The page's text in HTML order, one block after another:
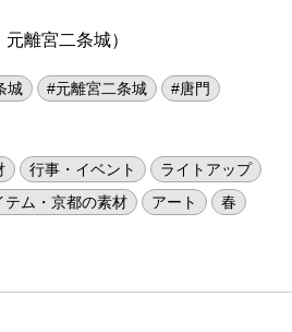
離宮二条城）
城 #元離宮二条城
#唐門
行事・イベント
ライトアップ
テム・京都の素材 アート
春